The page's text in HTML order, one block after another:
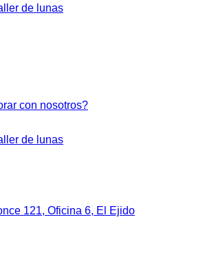
de lunas
con nosotros?
de lunas
121, Oficina 6, El Ejido